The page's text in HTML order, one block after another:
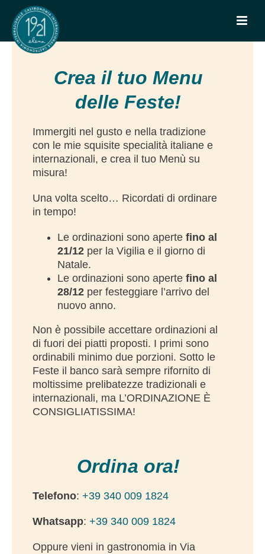
Crea il tuo Menu
delle Feste!
Immergiti nel gusto e nella tradizione
con le mie squisite specialità italiane e
internazionali, e crea il tuo Menù su
misura!
Una volta scelto… Ricordati di ordinare
in tempo!
Le ordinazioni sono apertefino al
21/12 per la Vigilia e il giorno di
Natale.
Le ordinazioni sono apertefino al
28/12 per festeggiare l’arrivo del
nuovo anno.
Non è possibile accettare ordinazioni al
di fuori dei piatti proposti. I primi sono
ordinabili minimo due porzioni. Sotto le
Feste il banco sarà sempre rifornito di
moltissime prelibatezze tradizionali e
internazionali, ma L’ORDINAZIONE È
CONSIGLIATISSIMA!
Ordina ora!
Telefono: +39 340 009 1824
Whatsapp: +39 340 009 1824
Oppure vieni in gastronomia in Via